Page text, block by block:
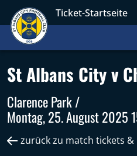
Ticket-Startseite
St Albans City v
Clarence Park /
Montag, 25. August 2025
zurück zu match tickets